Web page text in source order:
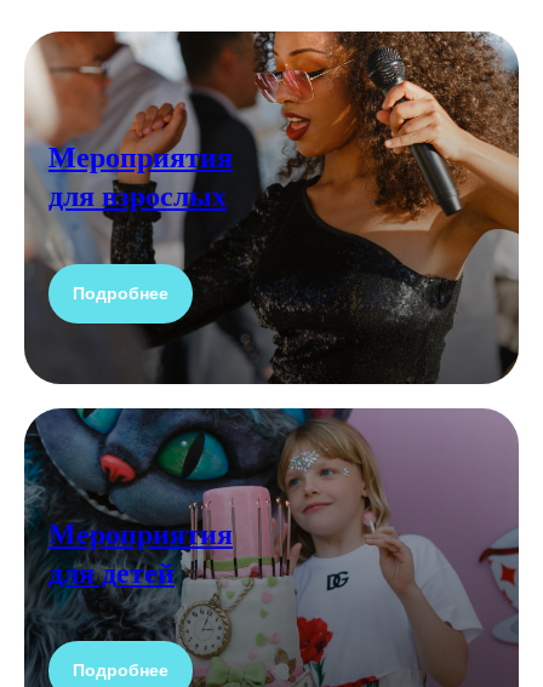
Мероприятия
для взрослых
Подробнее
Мероприятия
для детей
Подробнее